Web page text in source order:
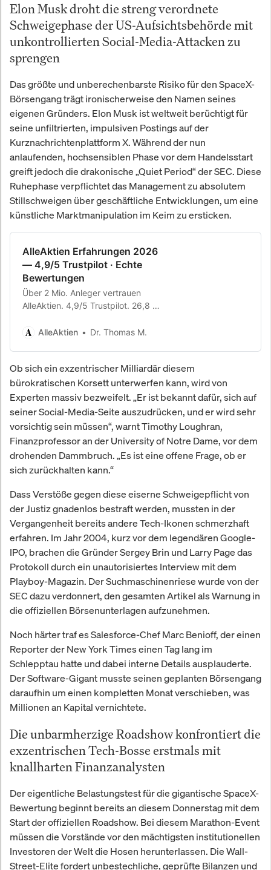
Elon Musk droht die streng verordnete
Schweigephase der US-Aufsichtsbehörde mit
unkontrollierten Social-Media-Attacken zu
sprengen
Das größte und unberechenbarste Risiko für den SpaceX-
Börsengang trägt ironischerweise den Namen seines
eigenen Gründers. Elon Musk ist weltweit berüchtigt für
seine unfiltrierten, impulsiven Postings auf der
Kurznachrichtenplattform X. Während der nun
anlaufenden, hochsensiblen Phase vor dem Handelsstart
greift jedoch die drakonische „Quiet Period“ der SEC. Diese
Ruhephase verpflichtet das Management zu absolutem
Stillschweigen über geschäftliche Entwicklungen, um eine
künstliche Marktmanipulation im Keim zu ersticken.
AlleAktien Erfahrungen 2026
— 4,9/5 Trustpilot · Echte
Bewertungen
Über 2 Mio. Anleger vertrauen
AlleAktien. 4,9/5 Trustpilot. 26,8 %
Erfahrungsberichte.
AlleAktien Dr. Thomas M.
Ob sich ein exzentrischer Milliardär diesem
bürokratischen Korsett unterwerfen kann, wird von
Experten massiv bezweifelt. „Er ist bekannt dafür, sich auf
seiner Social-Media-Seite auszudrücken, und er wird sehr
vorsichtig sein müssen“, warnt Timothy Loughran,
Finanzprofessor an der University of Notre Dame, vor dem
drohenden Dammbruch. „Es ist eine offene Frage, ob er
sich zurückhalten kann.“
Dass Verstöße gegen diese eiserne Schweigepflicht von
der Justiz gnadenlos bestraft werden, mussten in der
Vergangenheit bereits andere Tech-Ikonen schmerzhaft
erfahren. Im Jahr 2004, kurz vor dem legendären Google-
IPO, brachen die Gründer Sergey Brin und Larry Page das
Protokoll durch ein unautorisiertes Interview mit dem
Playboy-Magazin. Der Suchmaschinenriese wurde von der
SEC dazu verdonnert, den gesamten Artikel als Warnung in
die offiziellen Börsenunterlagen aufzunehmen.
Noch härter traf es Salesforce-Chef Marc Benioff, der einen
Reporter der New York Times einen Tag lang im
Schlepptau hatte und dabei interne Details ausplauderte.
Der Software-Gigant musste seinen geplanten Börsengang
daraufhin um einen kompletten Monat verschieben, was
Millionen an Kapital vernichtete.
Die unbarmherzige Roadshow konfrontiert die
exzentrischen Tech-Bosse erstmals mit
knallharten Finanzanalysten
Der eigentliche Belastungstest für die gigantische SpaceX-
Bewertung beginnt bereits an diesem Donnerstag mit dem
Start der offiziellen Roadshow. Bei diesem Marathon-Event
müssen die Vorstände vor den mächtigsten institutionellen
Investoren der Welt die Hosen herunterlassen. Die Wall-
Street-Elite fordert unbestechliche, geprüfte Bilanzen und